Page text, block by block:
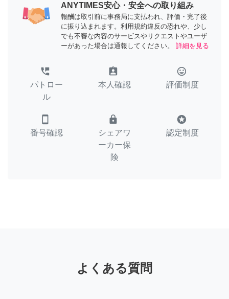
ANYTIMES安心・安全への取り組み
報酬は取引前に事務局に支払われ、評価・完了後
に振り込まれます。利用規約違反の恐れや、少し
でも不審な内容のサービスやリクエストやユーザ
ーがあった場合は通報してください。
詳細を見る
perm_phone_msg
パトロー
ル
assignment_ind
本人確認
tag_faces
評価制度
smartphone
番号確認
lock
シェアワ
ーカー保
険
stars
認定制度
よくある質問